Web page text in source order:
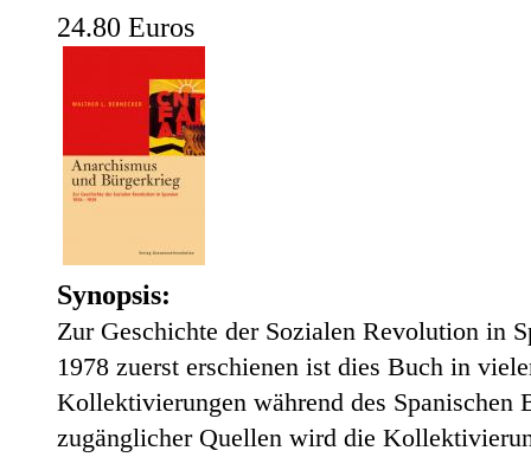
24.80 Euros
Synopsis:
Zur Geschichte der Sozialen Revolution in
1978 zuerst erschienen ist dies Buch in
Kollektivierungen während des Spanischen
zugänglicher Quellen wird die